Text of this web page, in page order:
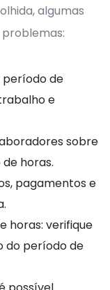
algumas
período de
e
sobre
horas.
pagamentos e
horas: verifique
do período de